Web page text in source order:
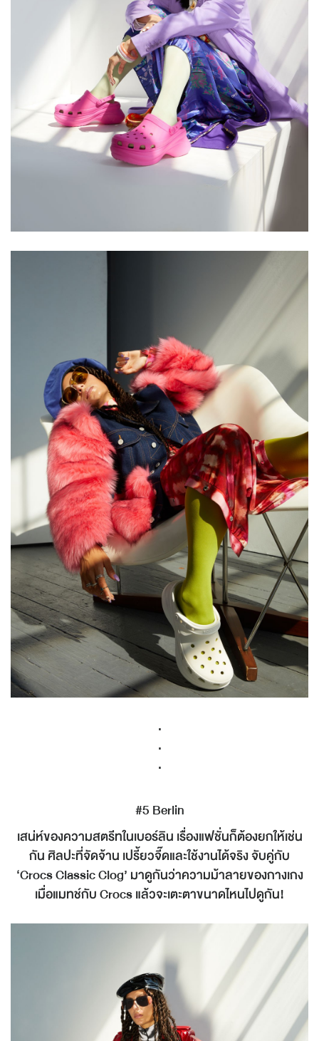
.
.
.
#5 Berlin
เสน่ห์ของความสตรีทในเบอร์ลิน เรื่องแฟชั่นก็ต้องยกให้เช่น
กัน ศิลปะที่จัดจ้าน เปรี้ยวจี๊ดและใช้งานได้จริง จับคู่กับ
‘Crocs Classic Clog’ มาดูกันว่าความม้าลายของกางเกง
เมื่อแมทช์กับ Crocs แล้วจะเตะตาขนาดไหนไปดูกัน!